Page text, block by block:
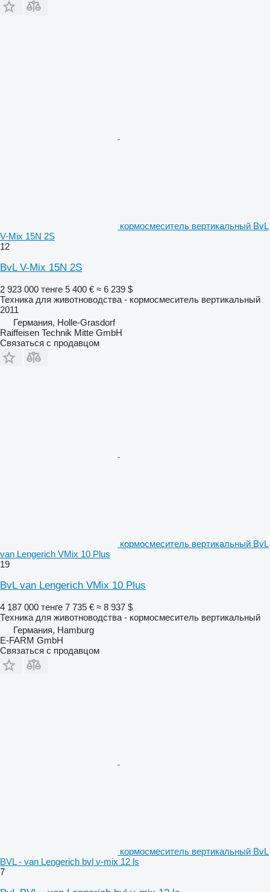
кормосмеситель вертикальный BvL
V-Mix 15N 2S
12
BvL V-Mix 15N 2S
2 923 000 тенге 5 400 € ≈ 6 239 $
Техника для животноводства - кормосмеситель вертикальный
2011
Германия, Holle-Grasdorf
Raiffeisen Technik Mitte GmbH
Связаться с продавцом
кормосмеситель вертикальный BvL
van Lengerich VMix 10 Plus
19
BvL van Lengerich VMix 10 Plus
4 187 000 тенге 7 735 € ≈ 8 937 $
Техника для животноводства - кормосмеситель вертикальный
Германия, Hamburg
E-FARM GmbH
Связаться с продавцом
кормосмеситель вертикальный BvL
BVL - van Lengerich bvl v-mix 12 ls
7